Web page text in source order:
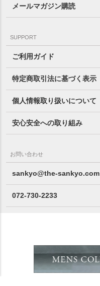
メールマガジン購読
SUPPORT
ご利用ガイド
特定商取引法に基づく表示
個人情報取り扱いについて
安心安全への取り組み
お問い合わせ
sankyo@the-sankyo.com
072-730-2233